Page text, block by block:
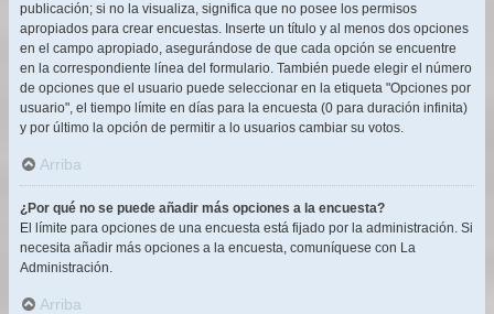
publicación; si no la visualiza, significa que no posee los permisos
apropiados para crear encuestas. Inserte un título y al menos dos opciones
en el campo apropiado, asegurándose de que cada opción se encuentre
en la correspondiente línea del formulario. También puede elegir el número
de opciones que el usuario puede seleccionar en la etiqueta "Opciones por
usuario", el tiempo límite en días para la encuesta (0 para duración infinita)
y por último la opción de permitir a lo usuarios cambiar su votos.
Arriba
¿Por qué no se puede añadir más opciones a la encuesta?
El límite para opciones de una encuesta está fijado por la administración. Si
necesita añadir más opciones a la encuesta, comuníquese con La
Administración.
Arriba